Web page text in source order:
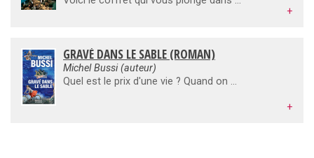
+
GRAVÉ DANS LE SABLE (ROMAN)
Michel Bussi (auteur)
Quel est le prix d'une vie ? Quand on s'appelle Lucky, qu'on a la chance du diable, alors peut-être la mort n'est-elle qu'un défi. Un jeu. Ils étaient 188 soldats sur la péniche en ce jour de juin 1944. Et Lucky a misé sa vie contre une hypothétique fortune. Alice, sa fiancée, n'a rien à perdre lorsque, vingt ans plus tard, elle apprend l'incroyable pacte conclu par Lucky. De la Normandie aux États-Unis, elle se lance en quête de la vérité et des témoins de l'époque... au risque de réveiller les démons du passé.
+